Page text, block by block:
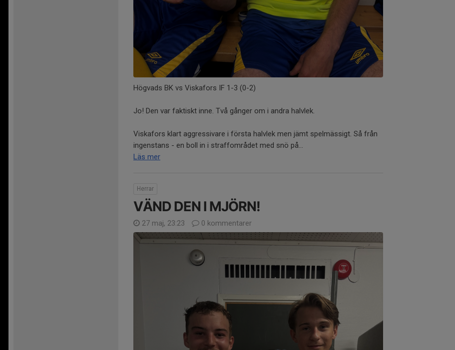
Högvads BK vs Viskafors IF 1-3 (0-2)
Jo! Den var faktiskt inne. Två gånger om i andra halvlek.
Viskafors klart aggressivare i första halvlek men jämt spelmässigt. Så från
ingenstans - en boll in i straffområdet med snö på...
Läs mer
Herrar
VÄND DEN I MJÖRN!
27 maj, 23:23 0 kommentarer